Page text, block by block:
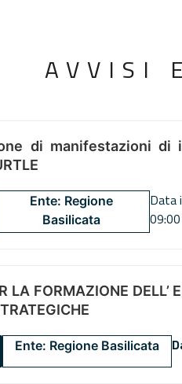
AVVISI
di manifestazioni
Ente: Regione
Basilicata
Data
09:00
LA FORMAZIONE DELL’
Ente: Regione Basilicata